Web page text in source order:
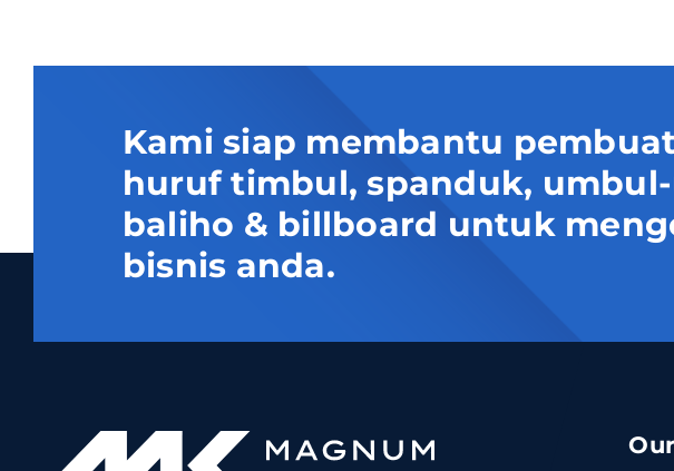
Kami siap membantu
huruf timbul, spanduk,
baliho & billboard untuk
bisnis anda.